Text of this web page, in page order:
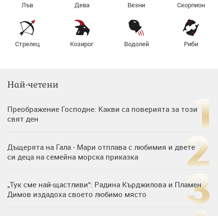
Лъв Дева Везни Скорпион
Стрелец Козирог Водолей Риби
Най-четени
Преображение Господне: Какви са поверията за този
свят ден
Дъщерята на Гала - Мари отплава с любимия и двете
си деца на семейна морска приказка
„Тук сме най-щастливи“: Радина Кърджилова и Пламен
Димов издадоха своето любимо място